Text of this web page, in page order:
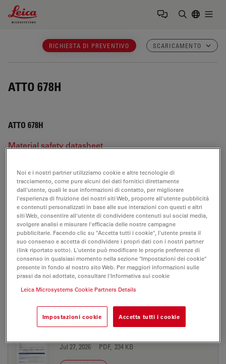
Leica Microsystems Logo
RICHIESTA DI PREVENTIVO SCARICAMENTO
ATTO 678H
ATTO 678H
Material safety datasheet
ATTO 678H
MATERIAL SAFETY DATASHEET
ATTO 678H acid msds de
Jul 27, 2026 PDF, 234 KB
Noi e i nostri partner utilizziamo cookie e altre tecnologie di
tracciamento, come pure alcuni dei dati fornitici direttamente
dall'utente, quali le sue informazioni di contatto, per migliorare
l'esperienza di fruizione dei nostri siti Web, proporre all'utente pubblicità
e contenuti personalizzati in base alle sue interazioni con questi e altri
siti Web, consentire all'utente di condividere contenuti sui social media,
svolgere analisi e misurare l'efficacia delle nostre campagne
pubblicitarie. Facendo clic su "Accetta tutti i cookie", l'utente presta il
suo consenso e accetta di condividere i propri dati con i nostri partner
(link riportato sotto). L'utente può modificare le proprie preferenze di
consenso in qualsiasi momento nella sezione "Impostazioni dei cookie"
presente in fondo al nostro sito Web. Per maggiori informazioni sulle
prassi da noi adottate, consultare l'Informativa sui cookie
Leica Microsystems Cookie Partners Details
Impostazioni cookie Accetta tutti i cookie